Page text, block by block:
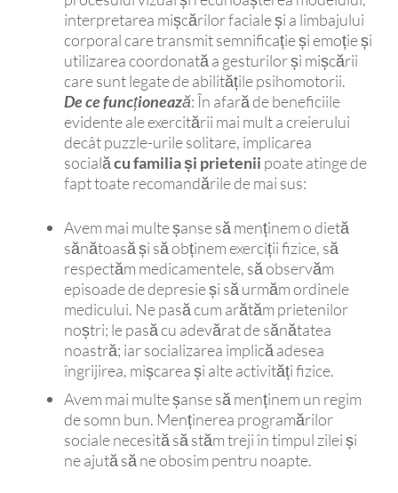
interpretarea mișcărilor faciale și a limbajului
corporal care transmit semnificație și emoție și
utilizarea coordonată a gesturilor și mișcării
care sunt legate de abilitățile psihomotorii.
De ce funcționează: În afară de beneficiile
evidente ale exercitării mai mult a creierului
decât puzzle-urile solitare, implicarea
socialăcu familia și prietenii poate atinge de
fapt toate recomandările de mai sus:
Avem mai multe șanse să menținem o dietă
sănătoasă și să obținem exerciții fizice, să
respectăm medicamentele, să observăm
episoade de depresie și să urmăm ordinele
medicului. Ne pasă cum arătăm prietenilor
noștri; le pasă cu adevărat de sănătatea
noastră; iar socializarea implică adesea
îngrijirea, mișcarea și alte activități fizice.
Avem mai multe șanse să menținem un regim
de somn bun. Menținerea programărilor
sociale necesită să stăm treji în timpul zilei și
ne ajută să ne obosim pentru noapte.